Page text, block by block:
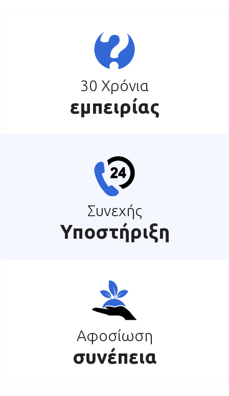
30 Χρόνια
εμπειρίας
Συνεχής
Υποστήριξη
Αφοσίωση
συνέπεια